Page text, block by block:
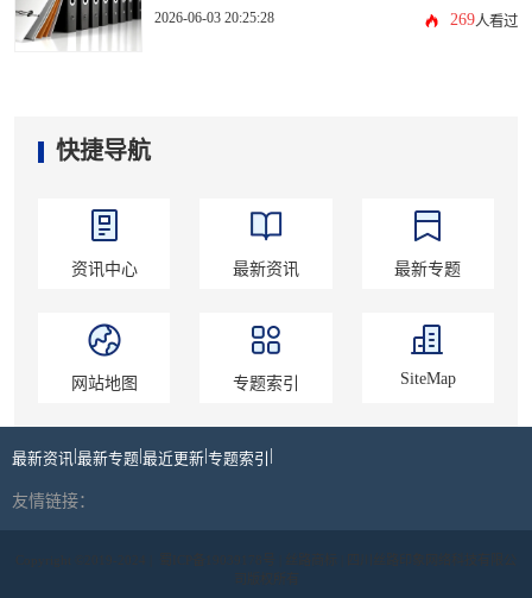
2026-06-03 20:25:28 269人看过
快捷导航
资讯中心 最新资讯 最新专题
网站地图 专题索引 SiteMap
最新资讯 最新专题 最近更新 专题索引
友情链接：